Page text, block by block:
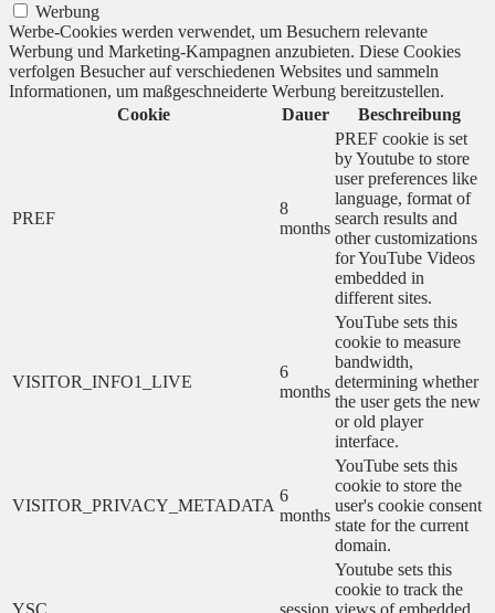
Werbung
Werbe-Cookies werden verwendet, um Besuchern relevante
Werbung und Marketing-Kampagnen anzubieten. Diese Cookies
verfolgen Besucher auf verschiedenen Websites und sammeln
Informationen, um maßgeschneiderte Werbung bereitzustellen.
Cookie
Dauer Beschreibung
PREF
8
months
PREF cookie is set
by Youtube to store
user preferences like
language, format of
search results and
other customizations
for YouTube Videos
embedded in
different sites.
VISITOR_INFO1_LIVE
6
months
YouTube sets this
cookie to measure
bandwidth,
determining whether
the user gets the new
or old player
interface.
VISITOR_PRIVACY_METADATA
6
months
YouTube sets this
cookie to store the
user's cookie consent
state for the current
domain.
YSC session
Youtube sets this
cookie to track the
views of embedded